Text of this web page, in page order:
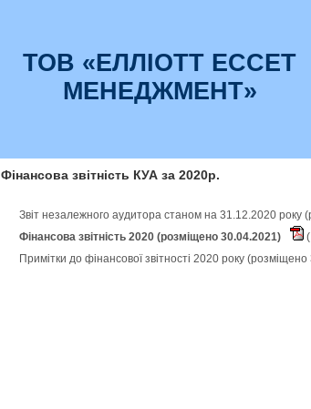
ТОВ «ЕЛЛІОТТ ЕССЕТ
МЕНЕДЖМЕНТ»
Фінансова звітність КУА за 2020р.
Звіт незалежного аудитора станом на 31.12.2020 року
Фінансова звітність 2020 (розміщено 30.04.2021)
(
Примітки до фінансової звітності 2020 року